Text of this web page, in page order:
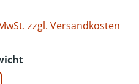
zzgl. Versandkosten
auswählen